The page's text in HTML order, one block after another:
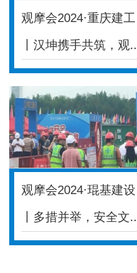
观摩会2024·重庆建工
丨汉坤携手共筑，观..
观摩会2024·琨基建设
丨多措并举，安全文..